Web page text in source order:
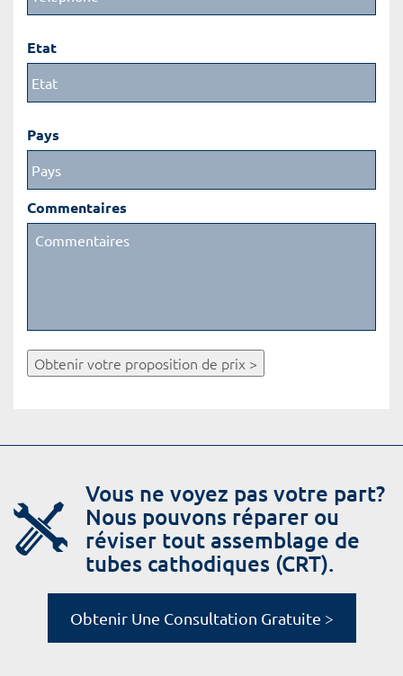
Etat
Pays
Commentaires
Obtenir votre proposition de prix >
Vous ne voyez pas votre part?
Nous pouvons réparer ou
réviser tout assemblage de
tubes cathodiques (CRT).
Obtenir Une Consultation Gratuite >